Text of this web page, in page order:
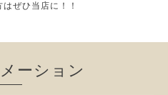
はぜひ当店に！！
ーション